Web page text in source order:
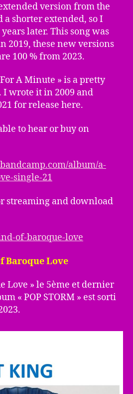
version from the
shorter extended, so I
later. This song was
these new versions
100 % from 2023.
A Minute » is a pretty
I wrote it in 2009 and
for release here.
to hear or buy on
album/a-
single-21
streaming and download
of-baroque-love
Baroque Love
Love » le 5ème et dernier
« POP STORM » est sorti